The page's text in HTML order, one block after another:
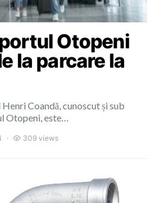
Otopeni
la parcare la
Coandă, cunoscut și sub
Otopeni, este…
309 views